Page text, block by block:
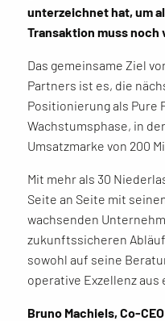
unterzeichnet hat, um
Transaktion muss noch
Das gemeinsame Ziel
Partners ist es, die
Positionierung als Pure
Wachstumsphase, in
Umsatzmarke von 200
Mit mehr als 30
Seite an Seite mit
wachsenden
zukunftssicheren
sowohl auf seine
operative Exzellenz
Bruno Machiels, Co-